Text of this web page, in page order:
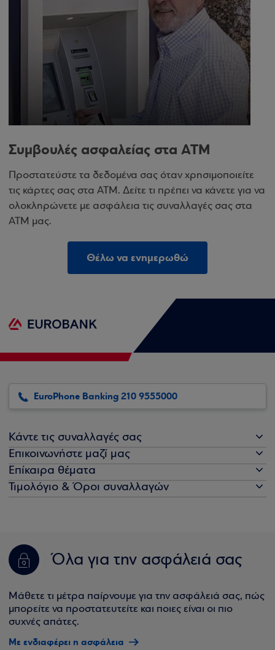
Συμβουλές ασφαλείας στα ΑΤΜ
Προστατεύστε τα δεδομένα σας όταν χρησιμοποιείτε
τις κάρτες σας στα ΑΤΜ. Δείτε τι πρέπει να κάνετε για να
ολοκληρώνετε με ασφάλεια τις συναλλαγές σας στα
ΑΤΜ μας.
Θέλω να ενημερωθώ
EuroPhone Banking 210 9555000
Κάντε τις συναλλαγές σας
Επικοινωνήστε μαζί μας
Επίκαιρα θέματα
Τιμολόγιο & Όροι συναλλαγών
Όλα για την ασφάλειά σας
Μάθετε τι μέτρα παίρνουμε για την ασφάλειά σας, πώς
μπορείτε να προστατευτείτε και ποιες είναι οι πιο
συχνές απάτες.
Με ενδιαφέρει η ασφάλεια